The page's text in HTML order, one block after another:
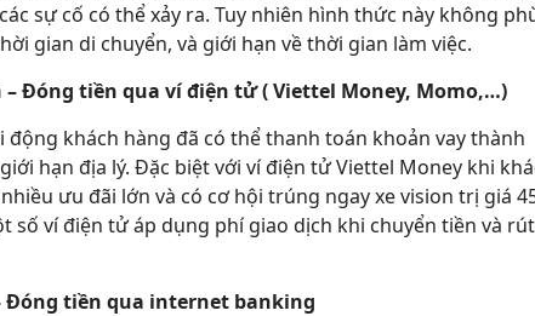
sự cố có thể xảy ra. Tuy nhiên hình thức này không
gian di chuyển, và giới hạn về thời gian làm việc.
Đóng tiền qua ví điện tử ( Viettel Money, Momo,…)
khách hàng đã có thể thanh toán khoản vay thành
hạn địa lý. Đặc biệt với ví điện tử Viettel Money khi
ưu đãi lớn và có cơ hội trúng ngay xe vision trị giá
số ví điện tử áp dụng phí giao dịch khi chuyển tiền và rút
tiền qua internet banking